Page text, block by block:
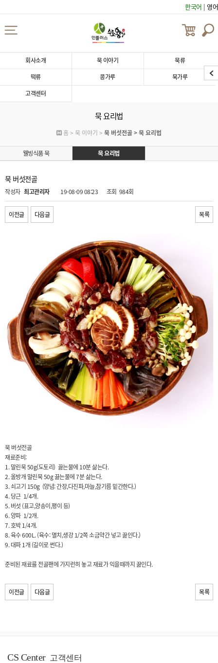
한국어 | 영어
회사소개 묵 이야기
묵류
떡류
콩가루
묵가루
고객센터
묵 요리법
홈 > 묵 이야기 > 묵 버섯전골 > 묵 요리법
웰빙식품 묵 묵 요리법
묵 버섯전골
작성자 최고관리자 19-08-09 08:23 조회 984회
이전글 다음글 목록
묵 버섯전골
재료준비:
1. 말린묵 50g(도토리) 끓는물에 10분 삶는다.
2. 올방개 말린묵 50g 끓는물에 7분 삶는다.
3. 쇠고기 150g (양념: 간장,다진파,마늘,참기름 밑간한다.)
4. 당근 1/4개.
5. 버섯 (표고,양송이,팽이 등)
6. 양파 1/2개.
7. 호박 1/4개.
8. 육수 600L. (육수: 멸치,생강 1/2쪽 소금약간 넣고 끓인다.)
9. 대파 1개 (길이로 썬다.)
준비된 재료를 전골팬에 가지런히 놓고 재료가 익을때까지 끓인다.
이전글 다음글 목록
CS Center 고객센터